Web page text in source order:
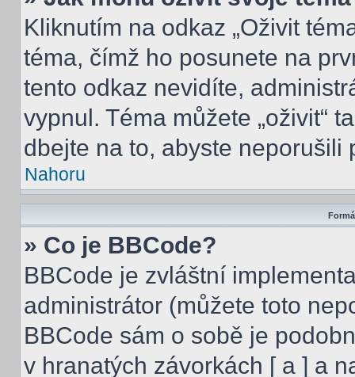
Kliknutím na odkaz „Oživit
téma, čímž ho posunete na
tento odkaz nevidíte,
vypnul. Téma můžete „oživit“
dbejte na to, abyste neporušili
Nahoru
» Co je BBCode?
BBCode je zvláštní
administrátor (můžete toto
BBCode sám o sobě je
v hranatých závorkách [ a ] a